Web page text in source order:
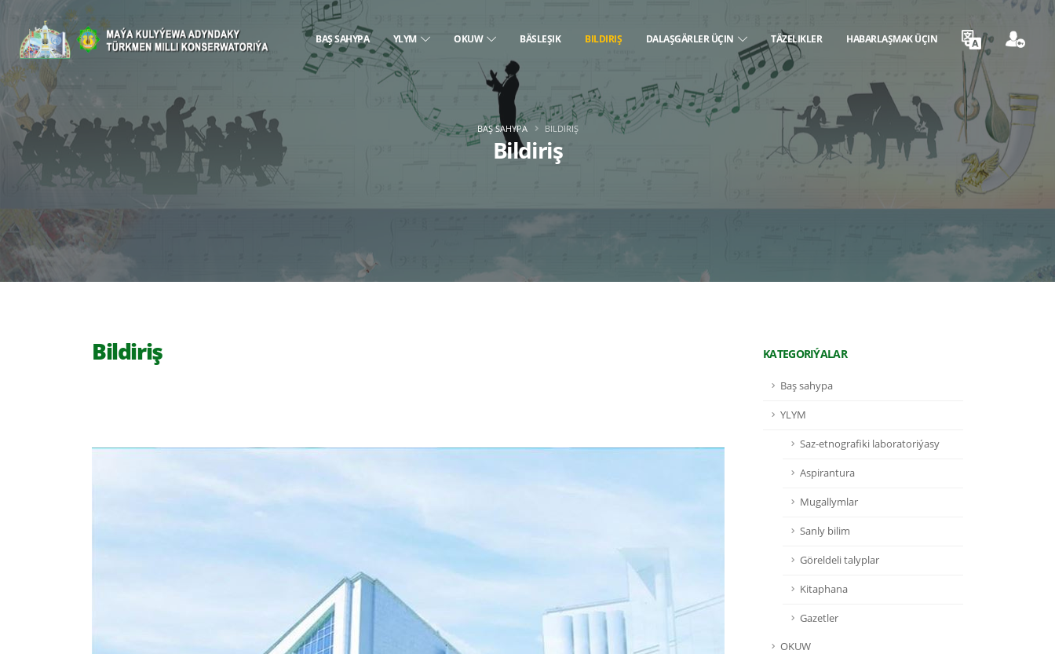
BAŞ SAHYPA YLYM OKUW BÄSLEŞIK BILDIRIŞ DALAŞGÄRLER ÜÇIN TÄZELIKLER HABARLAŞMAK ÜÇIN
Bildiriş
BAŞ SAHYPA BILDIRIŞ
Bildiriş KATEGORIÝALAR
Baş sahypa
YLYM
Saz-etnografiki laboratoriýasy
Aspirantura
Mugallymlar
Sanly bilim
Göreldeli talyplar
Kitaphana
Gazetler
OKUW